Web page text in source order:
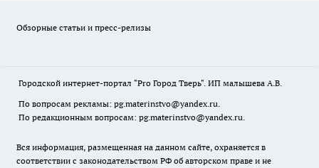
Обзорные статьи и пресс-релизы
Городской интернет-портал "Pro Город Тверь". ИП малышева А.В.
По вопросам рекламы: pg.materinstvo@yandex.ru.
По редакционным вопросам: pg.materinstvo@yandex.ru.
Вся информация, размещенная на данном сайте, охраняется в
соответствии с законодательством РФ об авторском праве и не